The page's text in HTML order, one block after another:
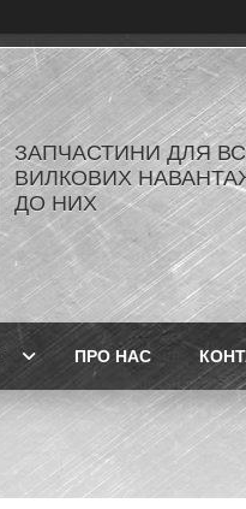
ЗАПЧАСТИНИ ДЛЯ
ВИЛКОВИХ
ДО НИХ
ПРО НАС